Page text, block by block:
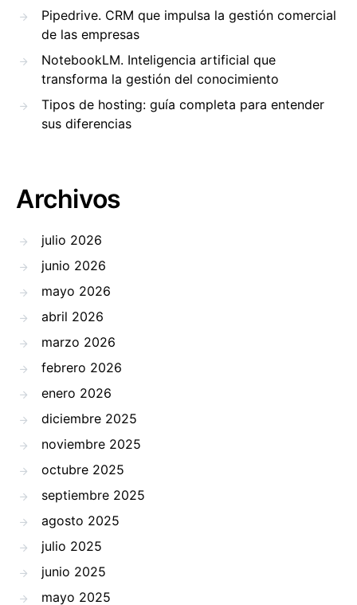
Pipedrive. CRM que impulsa la gestión comercial
de las empresas
NotebookLM. Inteligencia artificial que
transforma la gestión del conocimiento
Tipos de hosting: guía completa para entender
sus diferencias
Archivos
julio 2026
junio 2026
mayo 2026
abril 2026
marzo 2026
febrero 2026
enero 2026
diciembre 2025
noviembre 2025
octubre 2025
septiembre 2025
agosto 2025
julio 2025
junio 2025
mayo 2025